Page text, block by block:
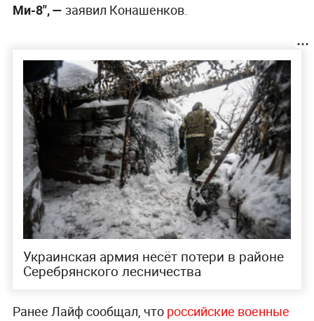
Ми-8", — заявил Конашенков.
Украинская армия несёт потери в районе
Серебрянского лесничества
Ранее Лайф сообщал, что российские военные